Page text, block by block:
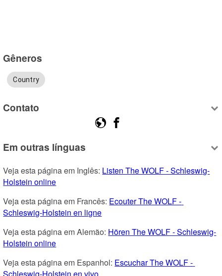
Gêneros
Country
Contato
Em outras línguas
Veja esta página em Inglês: Listen The WOLF - Schleswig-
Holstein online
Veja esta página em Francês: Ecouter The WOLF -
Schleswig-Holstein en ligne
Veja esta página em Alemão: Hören The WOLF - Schleswig-
Holstein online
Veja esta página em Espanhol: Escuchar The WOLF -
Schleswig-Holstein en vivo